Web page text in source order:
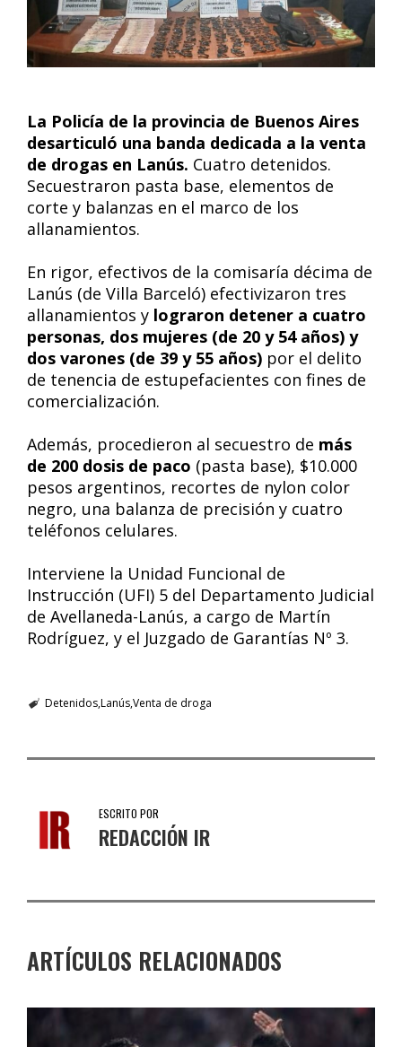
La Policía de la provincia de Buenos Aires
desarticuló una banda dedicada a la venta
de drogas en Lanús. Cuatro detenidos.
Secuestraron pasta base, elementos de
corte y balanzas en el marco de los
allanamientos.
En rigor, efectivos de la comisaría décima de
Lanús (de Villa Barceló) efectivizaron tres
allanamientos y lograron detener a cuatro
personas, dos mujeres (de 20 y 54 años) y
dos varones (de 39 y 55 años) por el delito
de tenencia de estupefacientes con fines de
comercialización.
Además, procedieron al secuestro de más
de 200 dosis de paco (pasta base), $10.000
pesos argentinos, recortes de nylon color
negro, una balanza de precisión y cuatro
teléfonos celulares.
Interviene la Unidad Funcional de
Instrucción (UFI) 5 del Departamento Judicial
de Avellaneda-Lanús, a cargo de Martín
Rodríguez, y el Juzgado de Garantías Nº 3.
DetenidosLanúsVenta de droga
ESCRITO POR
REDACCIÓN IR
ARTÍCULOS RELACIONADOS